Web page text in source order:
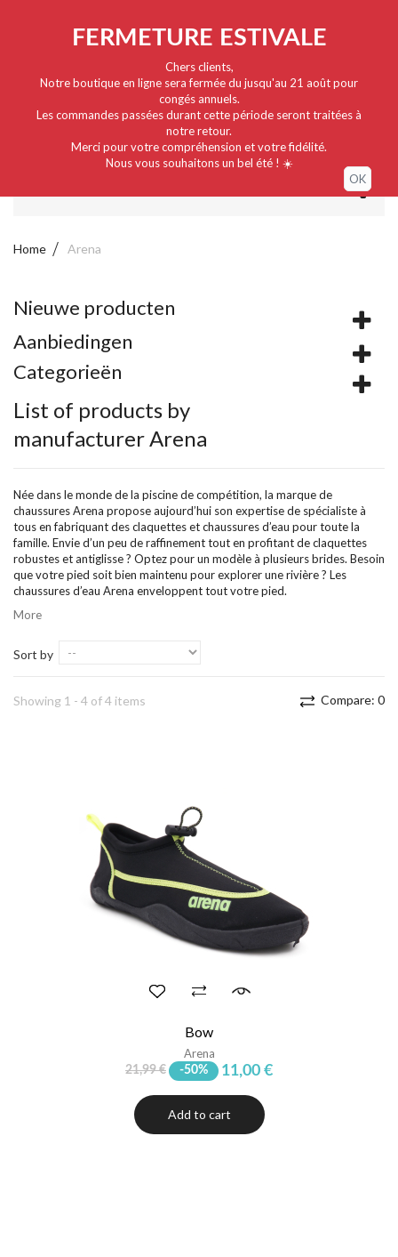
FERMETURE ESTIVALE
Chers clients,
Notre boutique en ligne sera fermée du jusqu'au 21 août pour
congés annuels.
Les commandes passées durant cette période seront traitées à
notre retour.
Merci pour votre compréhension et votre fidélité.
Nous vous souhaitons un bel été ! ☀️
OK
Home Arena
Nieuwe producten
Aanbiedingen
Categorieën
List of products by
manufacturer Arena
Née dans le monde de la piscine de compétition, la marque de
chaussures Arena propose aujourd’hui son expertise de spécialiste à
tous en fabriquant des claquettes et chaussures d’eau pour toute la
famille. Envie d’un peu de raffinement tout en profitant de claquettes
robustes et antiglisse ? Optez pour un modèle à plusieurs brides. Besoin
que votre pied soit bien maintenu pour explorer une rivière ? Les
chaussures d’eau Arena enveloppent tout votre pied.
More
Sort by
Compare: 0
Showing 1 - 4 of 4 items
Bow
Arena
21,99 € -50% 11,00 €
Add to cart